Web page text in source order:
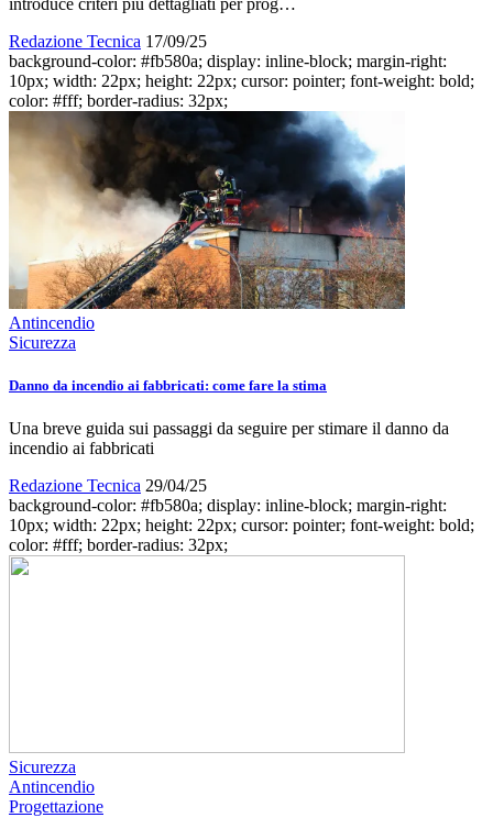
Redazione Tecnica 17/09/25
background-color: #fb580a; display: inline-block; margin-right:
10px; width: 22px; height: 22px; cursor: pointer; font-weight: bold;
color: #fff; border-radius: 32px;
Antincendio
Sicurezza
Danno da incendio ai fabbricati: come fare la stima
Una breve guida sui passaggi da seguire per stimare il danno da
incendio ai fabbricati
Redazione Tecnica 29/04/25
background-color: #fb580a; display: inline-block; margin-right:
10px; width: 22px; height: 22px; cursor: pointer; font-weight: bold;
color: #fff; border-radius: 32px;
Sicurezza
Antincendio
Progettazione